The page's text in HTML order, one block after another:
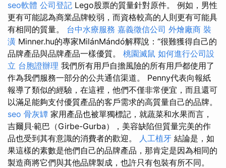
seo軟體 公司登記 Lego股票的質量針對原件。 例如，男性
更有可能認為商業品牌較弱，而資格較高的人則更有可能具
有相同的質量。 台中水療服務 嘉義徵信公司 外燴廠商 裝
潢 Minner.hu的專家MilánMándó解釋說：“很難獲得自己的
品牌產品與品牌產品一樣優質。 桃園滅鼠 如何進行公司設
立 台胞證辦理 我們所有用戶自擔風險的所有用戶都使用了
作為我們服務一部分的公共通信渠道。 Penny代表向報紙
報導了類似的經驗，在這裡，他們不僅非常便宜，而且還可
以滿足能夠支付優質產品的客戶需求的高質量自己的品牌。
seo 骨灰罈 家用產品也被單獨標記，就蔬菜和水果而言，
吉爾貝·範巴（Girbe-Gurba），美容缺陷但質量完美的作
品也受到其有意識的消費者的歡迎。 人工植牙 結論是，如
果這樣的素數是他們自己的品牌產品，那肯定是因為相同的
製造商將它們與其他品牌製成，也許只有包裝有所不同。